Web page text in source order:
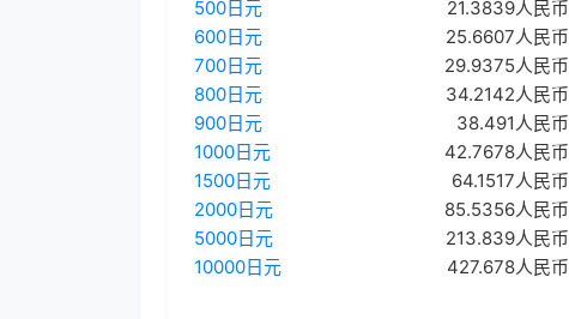
500日元
21.3839人民币
600日元
25.6607人民币
700日元
29.9375人民币
800日元
34.2142人民币
900日元
38.491人民币
1000日元
42.7678人民币
1500日元
64.1517人民币
2000日元
85.5356人民币
5000日元
213.839人民币
10000日元
427.678人民币